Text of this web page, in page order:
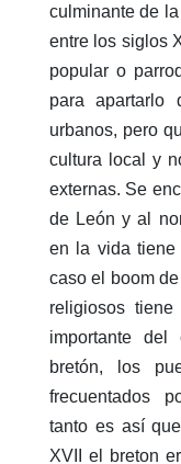
culminante de
entre los siglos
popular o
para apartarlo
urbanos, pero
cultura local y
externas. Se
de León y al
en la vida tiene
caso el boom
religiosos
importante del
bretón, los
frecuentados
tanto es así
XVII el breton